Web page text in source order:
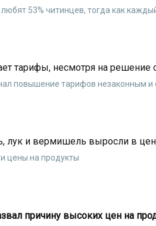
53% читинцев, тогда как
тарифы, несмотря на решение
повышение тарифов незаконным
лук и вермишель выросли в
цены на продукты
причину высоких цен на